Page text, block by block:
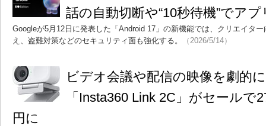
話の自動切断や“10秒待機”でア
Googleが5月12日に発表した「Android 17」の新機能では、クリエイタ
え、盗難対策などのセキュリティ面も強化する。
（2026/5/14）
ビデオ会議や配信の映像を劇的
「Insta360 Link 2C」がセールで
円に